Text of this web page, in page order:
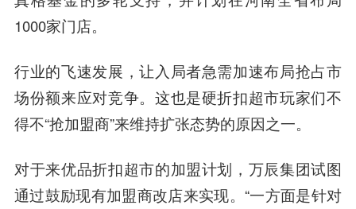
1000家门店。
行业的飞速发展，让入局者急需加速布局抢占市
场份额来应对竞争。这也是硬折扣超市玩家们不
得不“抢加盟商”来维持扩张态势的原因之一。
对于来优品折扣超市的加盟计划，万辰集团试图
通过鼓励现有加盟商改店来实现。“一方面是针对